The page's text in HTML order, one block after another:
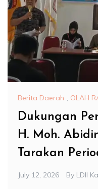
Berita Daerah , OLAH
Dukungan
H. Moh.
Tarakan
July 12, 2026 By LDII